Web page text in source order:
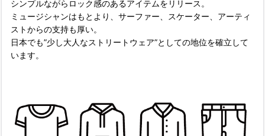
シンプルながらロック感のあるアイテムをリリース。
ミュージシャンはもとより、サーファー、スケーター、アーティ
ストからの支持も厚い。
日本でも”少し大人なストリートウェア”としての地位を確立して
います。